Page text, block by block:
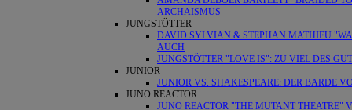
ARCHAISMUS
JUNGSTÖTTER
DAVID SYLVIAN & STEPHAN MATHIEU
AUCH
JUNGSTÖTTER "LOVE IS": ZU VIEL DES
JUNIOR
JUNIOR VS. SHAKESPEARE: DER BARDE
JUNO REACTOR
JUNO REACTOR "THE MUTANT THEATRE"